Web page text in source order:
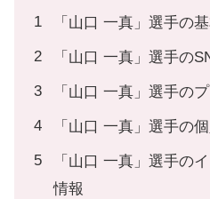
「山口 一真」選手の
「山口 一真」選手の
「山口 一真」選手の
「山口 一真」選手の
「山口 一真」選手の
情報